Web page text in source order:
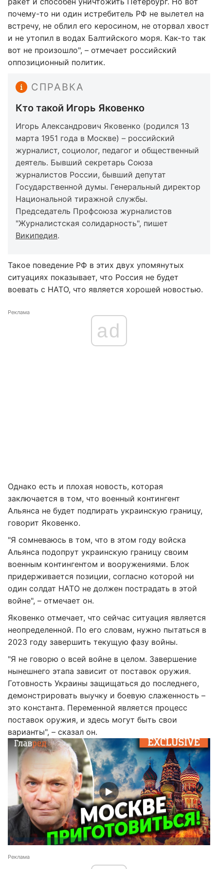
почему-то ни один истребитель РФ не вылетел на
встречу, не облил его керосином, не оторвал хвост
и не утопил в водах Балтийского моря. Как-то так
вот не произошло", – отмечает российский
оппозиционный политик.
СПРАВКА
Кто такой Игорь Яковенко
Игорь Александрович Яковенко (родился 13
марта 1951 года в Москве) – российский
журналист, социолог, педагог и общественный
деятель. Бывший секретарь Союза
журналистов России, бывший депутат
Государственной думы. Генеральный директор
Национальной тиражной службы.
Председатель Профсоюза журналистов
"Журналистская солидарность", пишет
Википедия.
Такое поведение РФ в этих двух упомянутых
ситуациях показывает, что Россия не будет
воевать с НАТО, что является хорошей новостью.
Реклама
ad
Однако есть и плохая новость, которая
заключается в том, что военный контингент
Альянса не будет подпирать украинскую границу,
говорит Яковенко.
"Я сомневаюсь в том, что в этом году войска
Альянса подопрут украинскую границу своим
военным контингентом и вооружениями. Блок
придерживается позиции, согласно которой ни
один солдат НАТО не должен пострадать в этой
войне", – отмечает он.
Яковенко отмечает, что сейчас ситуация является
неопределенной. По его словам, нужно пытаться в
2023 году завершить текущую фазу войны.
"Я не говорю о всей войне в целом. Завершение
нынешнего этапа зависит от поставок оружия.
Готовность Украины защищаться до последнего,
демонстрировать выучку и боевую слаженность –
это константа. Переменной является процесс
поставок оружия, и здесь могут быть свои
варианты", – сказал он.
Реклама